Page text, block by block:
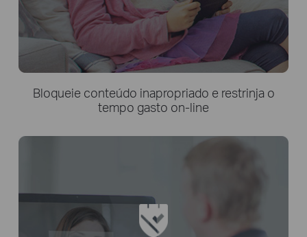
Bloqueie conteúdo inapropriado e restrinja o
tempo gasto on-line